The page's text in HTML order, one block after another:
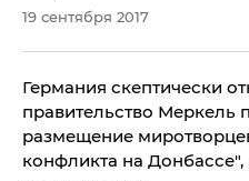
19 сентября 2017
Германия скептически
правительство Меркель
размещение
конфликта на Донбассе",